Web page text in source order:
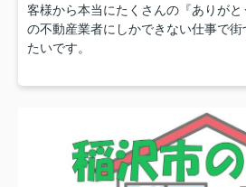
客様から本当にたくさんの『ありが
の不動産業者にしかできない仕事で街
たいです。